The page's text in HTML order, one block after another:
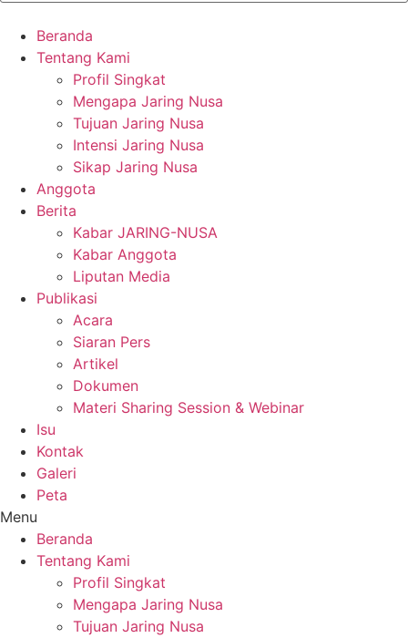
Beranda
Tentang Kami
Profil Singkat
Mengapa Jaring Nusa
Tujuan Jaring Nusa
Intensi Jaring Nusa
Sikap Jaring Nusa
Anggota
Berita
Kabar JARING-NUSA
Kabar Anggota
Liputan Media
Publikasi
Acara
Siaran Pers
Artikel
Dokumen
Materi Sharing Session & Webinar
Isu
Kontak
Galeri
Peta
Menu
Beranda
Tentang Kami
Profil Singkat
Mengapa Jaring Nusa
Tujuan Jaring Nusa